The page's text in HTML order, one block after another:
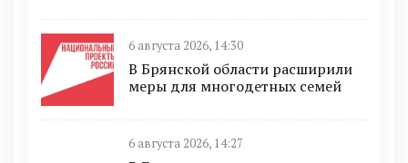
6 августа 2026, 14:30
В Брянской области расширили
меры для многодетных семей
6 августа 2026, 14:27